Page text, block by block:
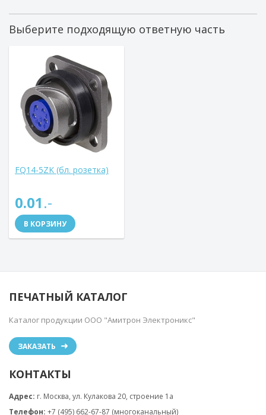
Выберите подходящую ответную часть
FQ14-5ZK (бл. розетка)
0.01.-
В КОРЗИНУ
ПЕЧАТНЫЙ КАТАЛОГ
Каталог продукции ООО "Амитрон Электроникс"
ЗАКАЗАТЬ
КОНТАКТЫ
Адрес: г. Москва, ул. Кулакова 20, строение 1a
Телефон: +7 (495) 662-67-87 (многоканальный)